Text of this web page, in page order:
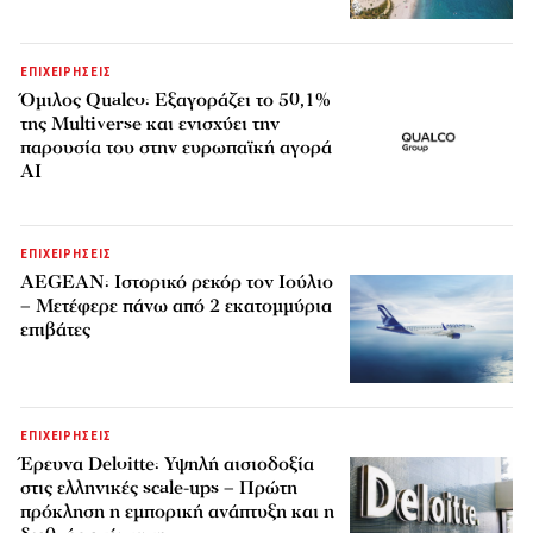
ΕΠΙΧΕΙΡΗΣΕΙΣ
Όμιλος Qualco: Εξαγοράζει το 50,1%
της Multiverse και ενισχύει την
παρουσία του στην ευρωπαϊκή αγορά
AI
ΕΠΙΧΕΙΡΗΣΕΙΣ
AEGEAN: Ιστορικό ρεκόρ τον Ιούλιο
– Μετέφερε πάνω από 2 εκατομμύρια
επιβάτες
ΕΠΙΧΕΙΡΗΣΕΙΣ
Έρευνα Deloitte: Υψηλή αισιοδοξία
στις ελληνικές scale-ups – Πρώτη
πρόκληση η εμπορική ανάπτυξη και η